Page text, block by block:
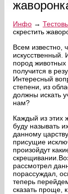
эфир
на сайте
пользователей
Инфо→
скрестить
Всем известно,
пород
получится в
Интересный
степени, из
должны искать
нам?
Каждый из этих
буду называть
данному
присущие
произойдут
рассмотрел
порассуждал,
теперь
сказать проще,